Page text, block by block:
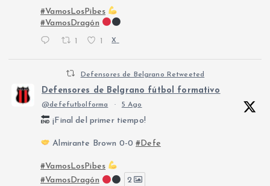
#VamosLosPibes
#VamosDragón
X
Defensores de Belgrano Retweeted
Defensores de Belgrano fútbol formativo
@defefutbolforma · 5 Ago
¡Final del primer tiempo!
Almirante Brown 0-0#Defe
#VamosLosPibes
#VamosDragón
2